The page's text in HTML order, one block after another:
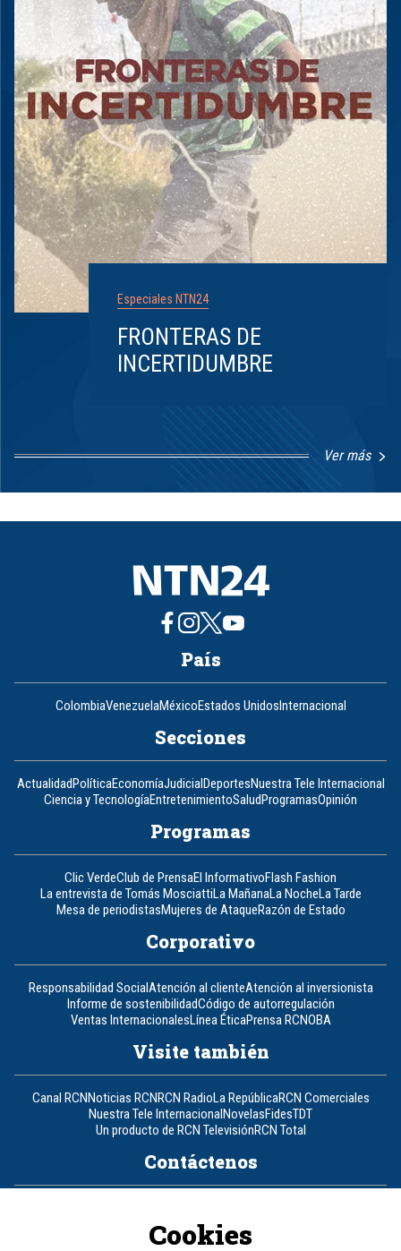
Especiales NTN24
FRONTERAS DE
INCERTIDUMBRE
Ver más
1
8
País
ColombiaVenezuelaMéxicoEstados UnidosInternacional
Secciones
ActualidadPolíticaEconomíaJudicialDeportesNuestra Tele Internacional
Ciencia y TecnologíaEntretenimientoSaludProgramasOpinión
Programas
Clic VerdeClub de PrensaEl InformativoFlash Fashion
La entrevista de Tomás MosciattiLa MañanaLa NocheLa Tarde
Mesa de periodistasMujeres de AtaqueRazón de Estado
Corporativo
Responsabilidad SocialAtención al clienteAtención al inversionista
Informe de sostenibilidadCódigo de autorregulación
Ventas InternacionalesLínea ÉticaPrensa RCNOBA
Visite también
Canal RCNNoticias RCNRCN RadioLa RepúblicaRCN Comerciales
Nuestra Tele InternacionalNovelasFidesTDT
Un producto de RCN TelevisiónRCN Total
Contáctenos
Cookies